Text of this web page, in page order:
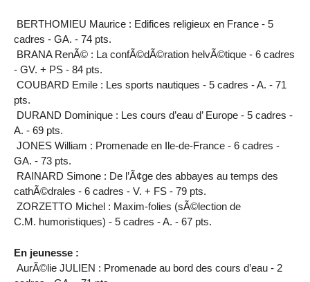
BERTHOMIEU Maurice : Edifices religieux en France - 5
cadres - GA. - 74 pts.
BRANA RenÃ© : La confÃ©dÃ©ration helvÃ©tique - 6 cadres
- GV. + PS - 84 pts.
COUBARD Emile : Les sports nautiques - 5 cadres - A. - 71
pts.
DURAND Dominique : Les cours d’eau d’ Europe - 5 cadres -
A. - 69 pts.
JONES William : Promenade en Ile-de-France - 6 cadres -
GA. - 73 pts.
RAINARD Simone : De l’Ã¢ge des abbayes au temps des
cathÃ©drales - 6 cadres - V. + FS - 79 pts.
ZORZETTO Michel : Maxim-folies (sÃ©lection de
C.M. humoristiques) - 5 cadres - A. - 67 pts.
En jeunesse :
AurÃ©lie JULIEN : Promenade au bord des cours d’eau - 2